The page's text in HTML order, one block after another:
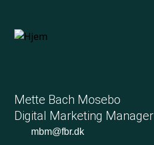
hovedindhold
Mette Bach Mosebo
Digital Marketing Manager
mbm@fbr.dk